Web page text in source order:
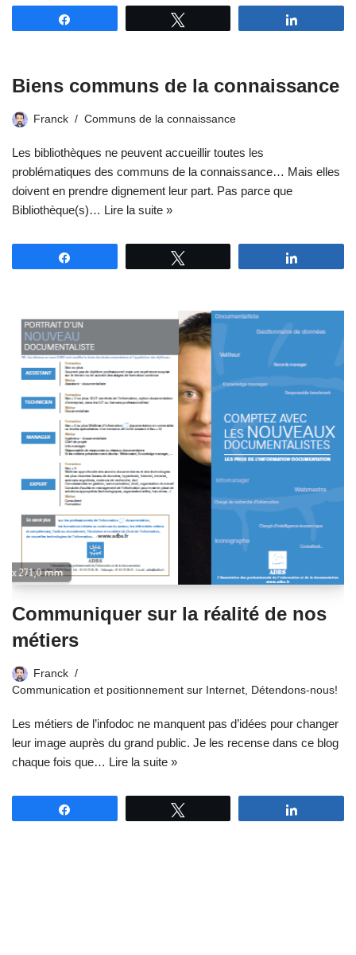
Biens communs de la connaissance
Franck Communs de la connaissance
Les bibliothèques ne peuvent accueillir toutes les
problématiques des communs de la connaissance… Mais elles
doivent en prendre dignement leur part. Pas parce que
Bibliothèque(s)… Lire la suite »
Communiquer sur la réalité de nos
métiers
Franck
Communication et positionnement sur Internet, Détendons-nous!
Les métiers de l’infodoc ne manquent pas d’idées pour changer
leur image auprès du grand public. Je les recense dans ce blog
chaque fois que… Lire la suite »